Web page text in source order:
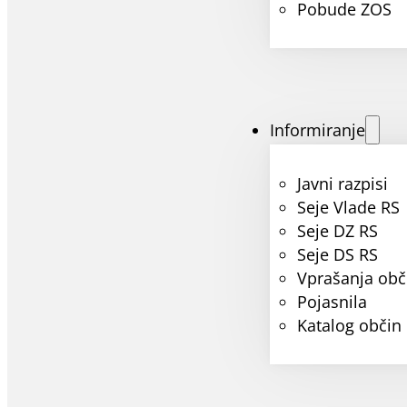
Pobude ZOS
Informiranje
Javni razpisi
Seje Vlade RS
Seje DZ RS
Seje DS RS
Vprašanja
Pojasnila
Katalog občin